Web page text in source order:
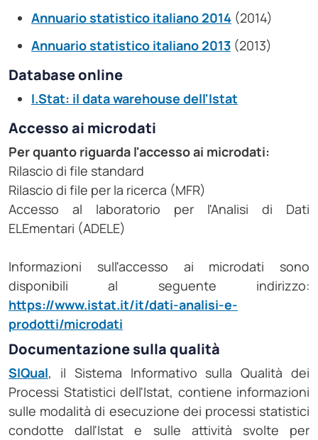
Annuario statistico italiano 2014 (2014)
Annuario statistico italiano 2013 (2013)
Database online
I.Stat: il data warehouse dell'Istat
Accesso ai microdati
Per quanto riguarda l'accesso ai microdati:
Rilascio di file standard
Rilascio di file per la ricerca (MFR)
Accesso al laboratorio per l'Analisi di Dati
ELEmentari (ADELE)
Informazioni sull'accesso ai microdati sono
disponibili al seguente indirizzo:
https://www.istat.it/it/dati-analisi-e-
prodotti/microdati
Documentazione sulla qualità
SIQual, il Sistema Informativo sulla Qualità dei
Processi Statistici dell'Istat, contiene informazioni
sulle modalità di esecuzione dei processi statistici
condotte dall'Istat e sulle attività svolte per